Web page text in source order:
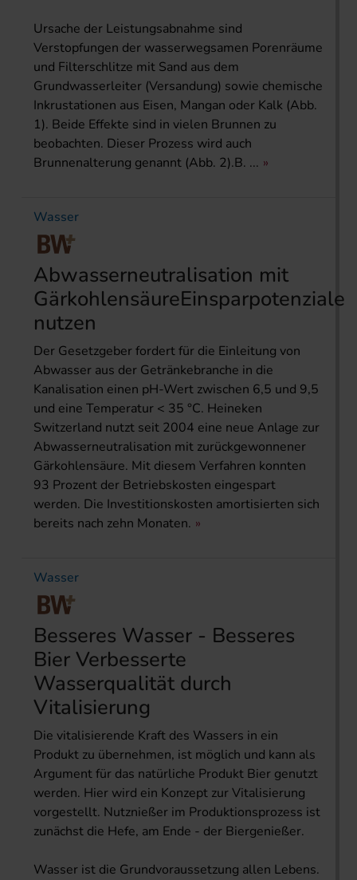
Ursache der Leistungsabnahme sind
Verstopfungen der wasserwegsamen Porenräume
und Filterschlitze mit Sand aus dem
Grundwasserleiter (Versandung) sowie chemische
Inkrustationen aus Eisen, Mangan oder Kalk (Abb.
1). Beide Effekte sind in vielen Brunnen zu
beobachten. Dieser Prozess wird auch
Brunnenalterung genannt (Abb. 2).B. ...
Wasser
Abwasserneutralisation mit
GärkohlensäureEinsparpotenziale
nutzen
Der Gesetzgeber fordert für die Einleitung von
Abwasser aus der Getränkebranche in die
Kanalisation einen pH-Wert zwischen 6,5 und 9,5
und eine Temperatur < 35 °C. Heineken
Switzerland nutzt seit 2004 eine neue Anlage zur
Abwasserneutralisation mit zurückgewonnener
Gärkohlensäure. Mit diesem Verfahren konnten
93 Prozent der Betriebskosten eingespart
werden. Die Investitionskosten amortisierten sich
bereits nach zehn Monaten.
Wasser
Besseres Wasser - Besseres
Bier Verbesserte
Wasserqualität durch
Vitalisierung
Die vitalisierende Kraft des Wassers in ein
Produkt zu übernehmen, ist möglich und kann als
Argument für das natürliche Produkt Bier genutzt
werden. Hier wird ein Konzept zur Vitalisierung
vorgestellt. Nutznießer im Produktionsprozess ist
zunächst die Hefe, am Ende - der Biergenießer.
Wasser ist die Grundvoraussetzung allen Lebens.